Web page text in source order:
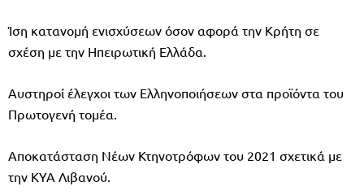
Ίση κατανομή ενισχύσεων όσον αφορά την Κρήτη σε
σχέση με την Ηπειρωτική Ελλάδα.
Αυστηροί έλεγχοι των Ελληνοποιήσεων στα προϊόντα του
Πρωτογενή τομέα.
Αποκατάσταση Νέων Κτηνοτρόφων του 2021 σχετικά με
την ΚΥΑ Λιβανού.